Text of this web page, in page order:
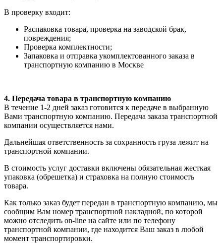
В проверку входит:
Распаковка товара, проверка на заводской брак,
повреждения;
Проверка комплектности;
Запаковка и отправка укомплектованного заказа в
транспортную компанию в Москве
4. Передача товара в транспортную компанию
В течение 1-2 дней заказ готовится к передаче в выбранную
Вами транспортную компанию. Передача заказа транспортной
компании осуществляется нами.
Дальнейшая ответственность за сохранность груза лежит на
транспортной компании.
В стоимость услуг доставки включены обязательная жесткая
упаковка (обрешетка) и страховка на полную стоимость
товара.
Как только заказ будет передан в транспортную компанию, мы
сообщим Вам номер транспортной накладной, по которой
можно отследить on-line на сайте или по телефону
транспортной компании, где находится Ваш заказ в любой
момент транспортировки.